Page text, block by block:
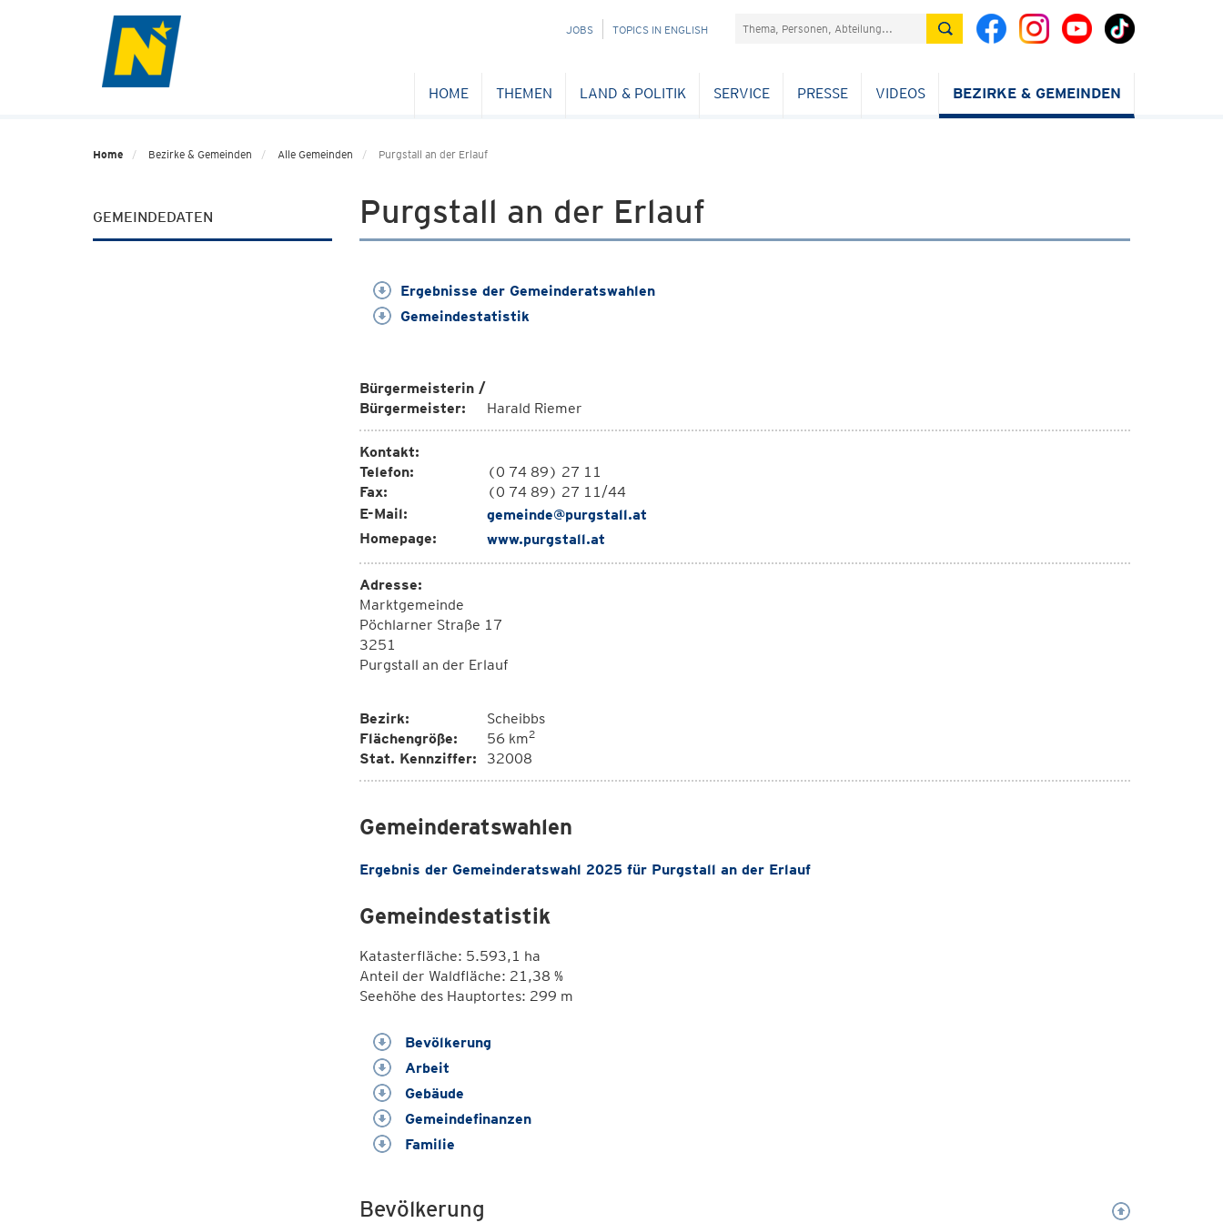
NAVIGATION
JOBS TOPICS IN ENGLISH Suchefeld
HOME THEMEN LAND & POLITIK SERVICE PRESSE VIDEOS BEZIRKE & GEMEINDEN
Home Bezirke & Gemeinden Alle Gemeinden Purgstall an der Erlauf
GEMEINDEDATEN Purgstall an der Erlauf
Ergebnisse der Gemeinderatswahlen
Gemeindestatistik
Bürgermeisterin /
Bürgermeister:
Harald Riemer
Kontakt:
Telefon:
(0 74 89) 27 11
Fax:
(0 74 89) 27 11/44
E-Mail:
gemeinde@purgstall.at
Homepage:
www.purgstall.at
Adresse:
Marktgemeinde
Pöchlarner Straße 17
3251
Purgstall an der Erlauf
Bezirk:
Scheibbs
Flächengröße:
56 km2
Stat. Kennziffer: 32008
Gemeinderatswahlen
Ergebnis der Gemeinderatswahl 2025 für Purgstall an der Erlauf
Gemeindestatistik
Katasterfläche: 5.593,1 ha
Anteil der Waldfläche: 21,38 %
Seehöhe des Hauptortes: 299 m
Bevölkerung
Arbeit
Gebäude
Gemeindefinanzen
Familie
Bevölkerung